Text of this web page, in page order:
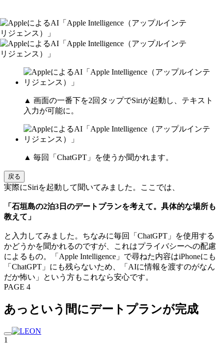
▲ 画面の一番下を2回タップでSiriが起動し、テキスト
入力が可能に。
▲ 毎回「ChatGPT」を使うか聞かれます。
戻る
実際にSiriを起動して聞いてみました。ここでは、
「石垣島の2泊3日のデートプランを考えて。具体的な場所も
教えて」
と入力してみました。ちなみに毎回「ChatGPT」を使用する
かどうかを聞かれるのですが、これはプライバシーへの配慮
によるもの。「Apple Intelligence」で尋ねた内容はiPhoneにも
「ChatGPT」にも残らないため、「AIに情報を渡すのがなん
だか怖い」という方もこれなら安心です。
PAGE 4
あっという間にデートプランが完成
1